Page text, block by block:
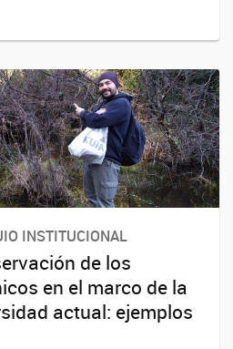
INSTITUCIONAL
de los
en el marco de la
actual: ejemplos